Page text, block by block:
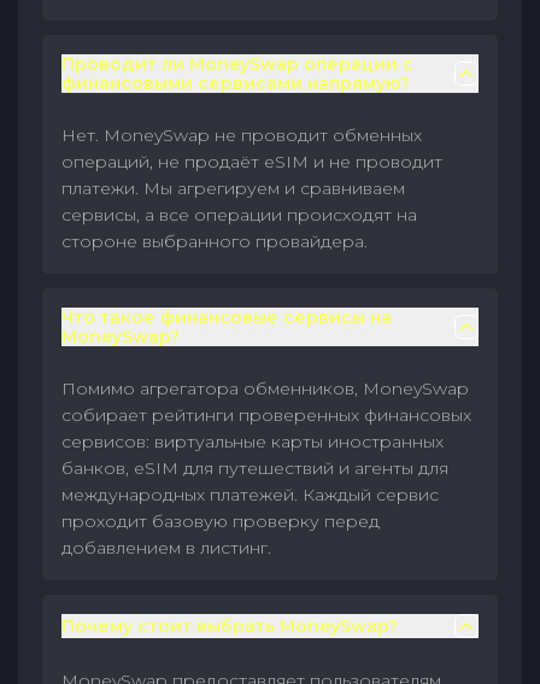
Проводит ли MoneySwap операции с
финансовыми сервисами напрямую?
Нет. MoneySwap не проводит обменных
операций, не продаёт eSIM и не проводит
платежи. Мы агрегируем и сравниваем
сервисы, а все операции происходят на
стороне выбранного провайдера.
Что такое финансовые сервисы на
MoneySwap?
Помимо агрегатора обменников, MoneySwap
собирает рейтинги проверенных финансовых
сервисов: виртуальные карты иностранных
банков, eSIM для путешествий и агенты для
международных платежей. Каждый сервис
проходит базовую проверку перед
добавлением в листинг.
Почему стоит выбрать MoneySwap?